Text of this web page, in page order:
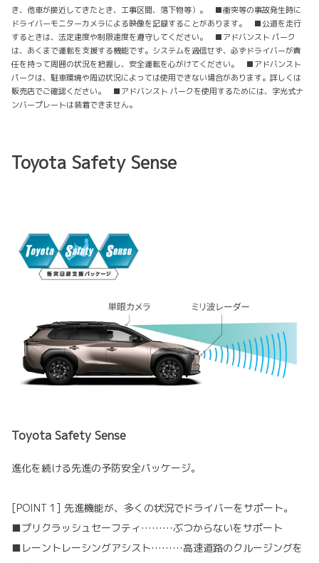
き、他車が接近してきたとき、工事区間、落下物等）。 ■衝突等の事故発生時に
ドライバーモニターカメラによる映像を記録することがあります。 ■公道を走行
するときは、法定速度や制限速度を遵守してください。 ■アドバンスト パーク
は、あくまで運転を支援する機能です。システムを過信せず、必ずドライバーが責
任を持って周囲の状況を把握し、安全運転を心がけてください。 ■アドバンスト
パークは、駐車環境や周辺状況によっては使用できない場合があります。詳しくは
販売店でご確認ください。 ■アドバンスト パークを使用するためには、字光式ナ
ンバープレートは装着できません。
Toyota Safety Sense
Toyota Safety Sense
進化を続ける先進の予防安全パッケージ。
[POINT 1] 先進機能が、多くの状況でドライバーをサポート。
■プリクラッシュセーフティ………ぶつからないをサポート
■レーントレーシングアシスト………高速道路のクルージングを